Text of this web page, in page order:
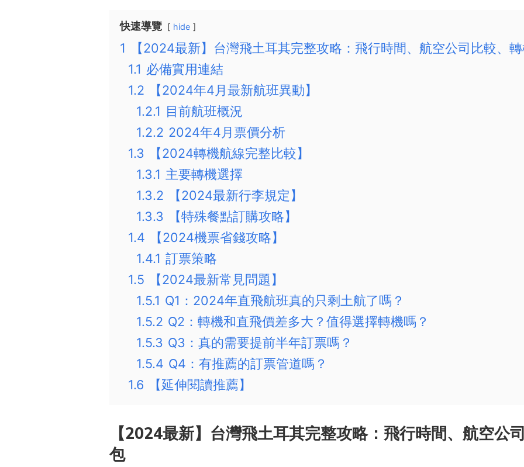
快速導覽 hide
1
【2024最新】台灣飛土耳其完整攻略：飛行時間、航空公司比較、
1.1 必備實用連結
1.2
【2024年4月最新航班異動】
1.2.1 目前航班概況
1.2.2 2024年4月票價分析
1.3
【2024轉機航線完整比較】
1.3.1 主要轉機選擇
1.3.2
【2024最新行李規定】
1.3.3
【特殊餐點訂購攻略】
1.4
【2024機票省錢攻略】
1.4.1 訂票策略
1.5
【2024最新常見問題】
1.5.1 Q1：2024年直飛航班真的只剩土航了嗎？
1.5.2 Q2：轉機和直飛價差多大？值得選擇轉機嗎？
1.5.3 Q3：真的需要提前半年訂票嗎？
1.5.4 Q4：有推薦的訂票管道嗎？
1.6
【延伸閱讀推薦】
【2024最新】台灣飛土耳其完整攻略：飛行時間、航空公
包